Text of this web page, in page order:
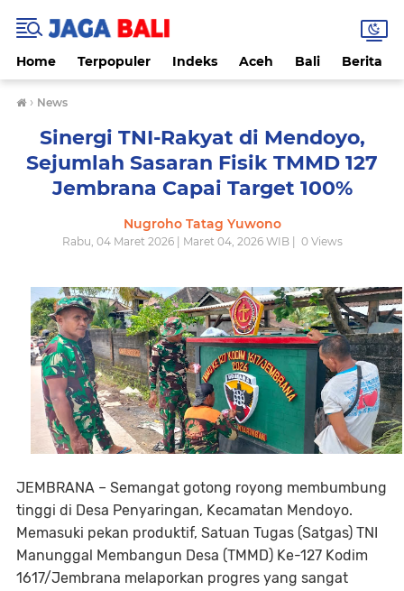
Home Terpopuler Indeks Aceh Bali Berita
› News
Sinergi TNI-Rakyat di Mendoyo,
Sejumlah Sasaran Fisik TMMD 127
Jembrana Capai Target 100%
Nugroho Tatag Yuwono
Rabu, 04 Maret 2026 | Maret 04, 2026 WIB | 0Views
JEMBRANA – Semangat gotong royong membumbung
tinggi di Desa Penyaringan, Kecamatan Mendoyo.
Memasuki pekan produktif, Satuan Tugas (Satgas) TNI
Manunggal Membangun Desa (TMMD) Ke-127 Kodim
1617/Jembrana melaporkan progres yang sangat